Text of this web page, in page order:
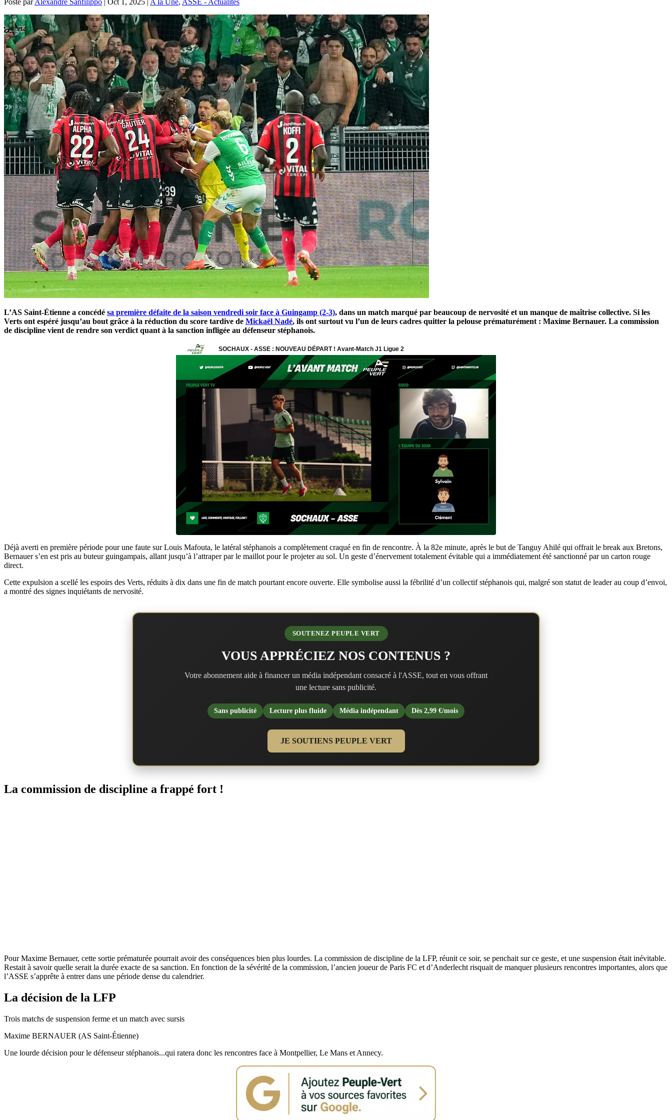
L’AS Saint-Étienne a concédé sa première défaite de la saison vendredi soir face à Guingamp (2-3), dans un match marqué par beaucoup de nervosité et un manque de maîtrise collective. Si les
Verts ont espéré jusqu’au bout grâce à la réduction du score tardive de Mickaël Nadé, ils ont surtout vu l’un de leurs cadres quitter la pelouse prématurément : Maxime Bernauer. La commission
de discipline vient de rendre son verdict quant à la sanction infligée au défenseur stéphanois.
Déjà averti en première période pour une faute sur Louis Mafouta, le latéral stéphanois a complètement craqué en fin de rencontre. À la 82e minute, après le but de Tanguy Ahilé qui offrait le break aux Bretons,
Bernauer s’en est pris au buteur guingampais, allant jusqu’à l’attraper par le maillot pour le projeter au sol. Un geste d’énervement totalement évitable qui a immédiatement été sanctionné par un carton rouge
direct.
Cette expulsion a scellé les espoirs des Verts, réduits à dix dans une fin de match pourtant encore ouverte. Elle symbolise aussi la fébrilité d’un collectif stéphanois qui, malgré son statut de leader au coup d’envoi,
a montré des signes inquiétants de nervosité.
SOUTENEZ PEUPLE VERT
VOUS APPRÉCIEZ NOS CONTENUS ?
Votre abonnement aide à financer un média indépendant consacré à l'ASSE, tout en vous offrant
une lecture sans publicité.
Sans publicité Lecture plus fluide Média indépendant Dès 2,99 €/mois
JE SOUTIENS PEUPLE VERT
La commission de discipline a frappé fort !
Pour Maxime Bernauer, cette sortie prématurée pourrait avoir des conséquences bien plus lourdes. La commission de discipline de la LFP, réunit ce soir, se penchait sur ce geste, et une suspension était inévitable.
Restait à savoir quelle serait la durée exacte de sa sanction. En fonction de la sévérité de la commission, l’ancien joueur de Paris FC et d’Anderlecht risquait de manquer plusieurs rencontres importantes, alors que
l’ASSE s’apprête à entrer dans une période dense du calendrier.
La décision de la LFP
Trois matchs de suspension ferme et un match avec sursis
Maxime BERNAUER (AS Saint-Étienne)
Une lourde décision pour le défenseur stéphanois...qui ratera donc les rencontres face à Montpellier, Le Mans et Annecy.